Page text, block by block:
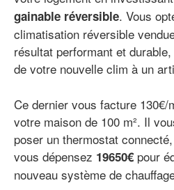
gainable réversible. Vous
climatisation réversible
résultat performant et
de votre nouvelle clim à un
Ce dernier vous facture 130€/
votre maison de 100 m². Il
poser un thermostat
vous dépensez 19650€ pour
nouveau système de